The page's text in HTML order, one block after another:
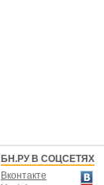
БН.РУ В СОЦСЕТЯХ
Вконтакте